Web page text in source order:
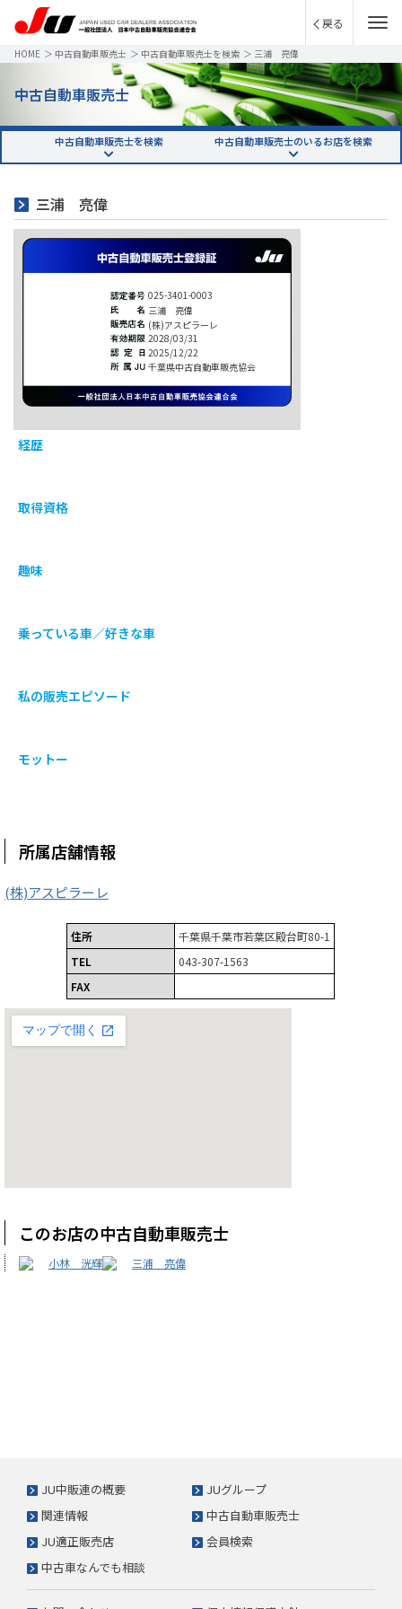
戻る
HOME ＞ 中古自動車販売士 ＞ 中古自動車販売士を検索 ＞ 三浦 亮偉
中古自動車販売士
中古自動車販売士を検索 中古自動車販売士のいるお店を検索
三浦 亮偉
025-3401-0003
三浦 亮偉
(株)アスピラーレ
2028/03/31
2025/12/22
千葉県中古自動車販売協会
経歴
取得資格
趣味
乗っている車／好きな車
私の販売エピソード
モットー
所属店舗情報
(株)アスピラーレ
住所
千葉県千葉市若葉区殿台町80-1
TEL
043-307-1563
FAX
このお店の中古自動車販売士
小林 洸輝 三浦 亮偉
JU中販連の概要
JUグループ
関連情報
中古自動車販売士
JU適正販売店
会員検索
中古車なんでも相談